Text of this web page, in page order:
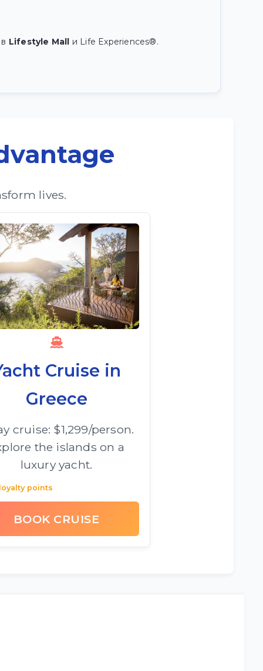
Lifestyle Mall и Life Experiences®.
lives.
Cruise in
Greece
cruise: $1,299/person.
the islands on a
luxury yacht.
points
BOOK CRUISE